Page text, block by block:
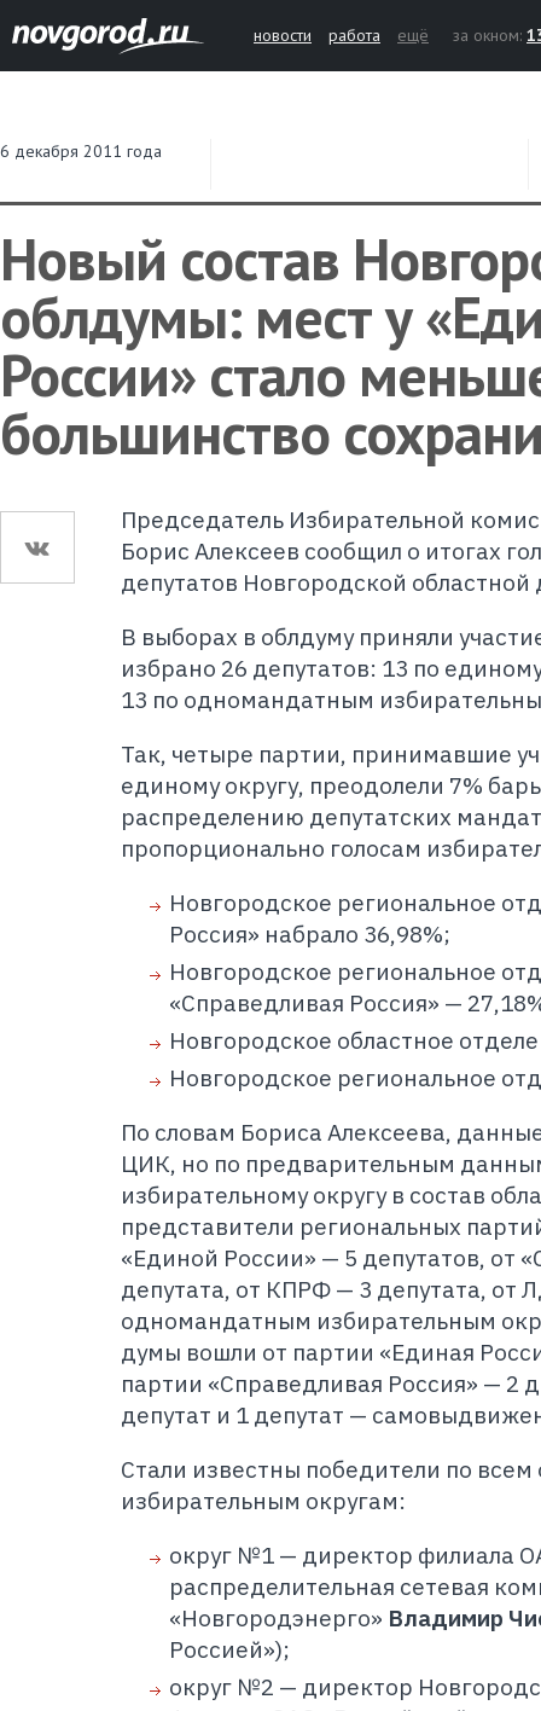
новости работа ещё за окном:
6 декабря 2011 года
Новый состав
облдумы: мест у
России» стало
большинство
Председатель Избирательной
Борис Алексеев сообщил о итогах
депутатов Новгородской
В выборах в облдуму приняли
избрано 26 депутатов: 13 по
13 по одномандатным
Так, четыре партии, принимавшие
единому округу, преодолели 7%
распределению депутатских
пропорционально голосам
Новгородское региональное
Россия» набрало 36,98%;
Новгородское региональное
«Справедливая Россия» —
Новгородское областное
Новгородское региональное
По словам Бориса Алексеева,
ЦИК, но по предварительным
избирательному округу в состав
представители региональных
«Единой России» — 5 депутатов, от
депутата, от КПРФ — 3 депутата, от
одномандатным избирательным
думы вошли от партии «Единая
партии «Справедливая Россия» — 2
депутат и 1 депутат —
Стали известны победители по
избирательным округам:
округ №1 — директор филиала
распределительная сетевая
«Новгородэнерго» Владимир
Россией»);
округ №2 — директор